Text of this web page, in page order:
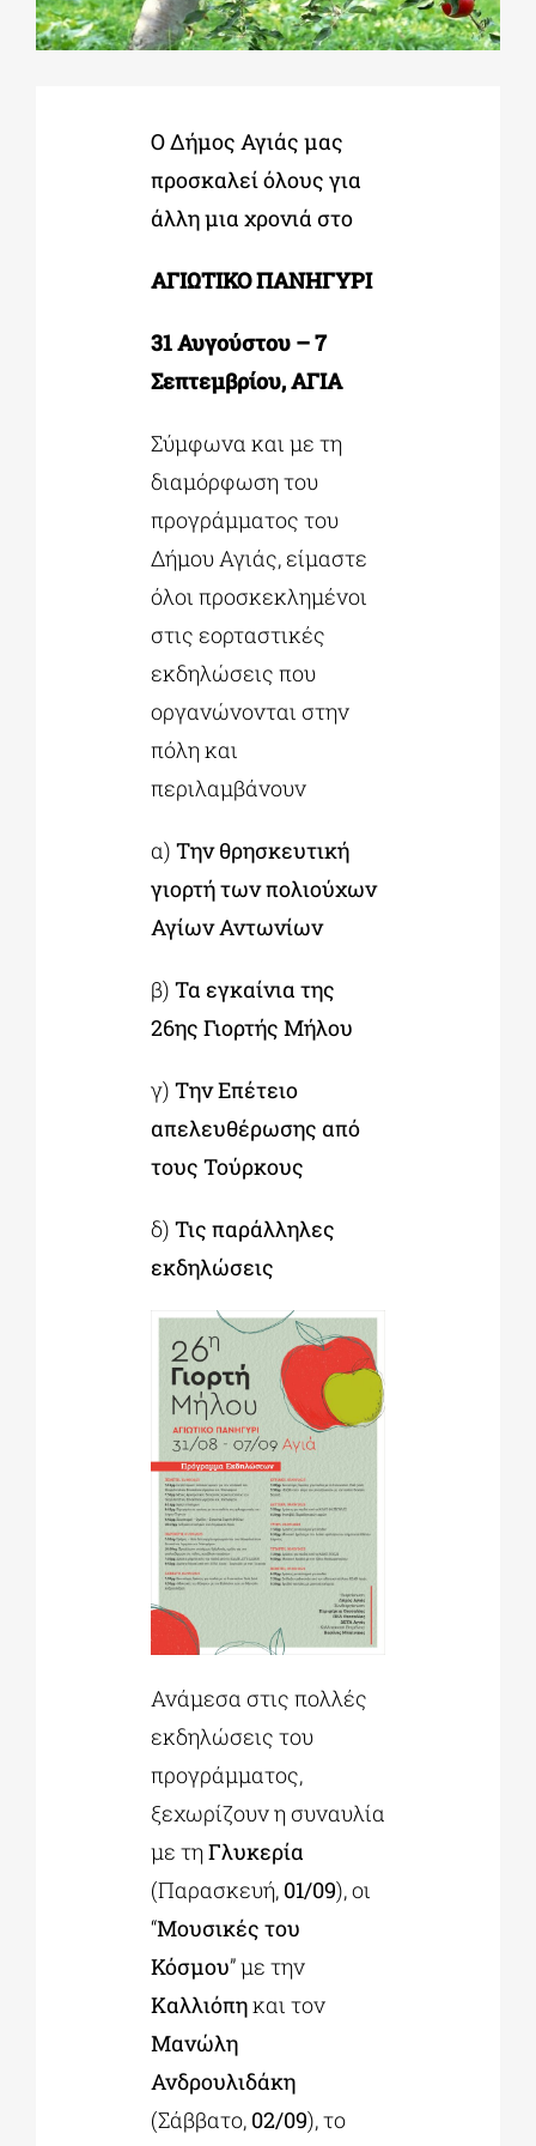
ΕΚΠΑΙΔΕΥΤΙΚΑ ΙΔΡΥΜΑΤΑ
ΠΟΛΙΤΙΣΤΙΚΟΙ ΦΟΡΕΙΣ
Ο Δήμος Αγιάς μας
προσκαλεί όλους για
άλλη μια χρονιά στο
ΑΓΙΩΤΙΚΟ ΠΑΝΗΓΥΡΙ
31 Αυγούστου – 7
Σεπτεμβρίου, ΑΓΙΑ
Σύμφωνα και με τη
διαμόρφωση του
προγράμματος του
Δήμου Αγιάς, είμαστε
όλοι προσκεκλημένοι
στις εορταστικές
εκδηλώσεις που
οργανώνονται στην
πόλη και
περιλαμβάνουν
α) Την θρησκευτική
γιορτή των πολιούχων
Αγίων Αντωνίων
β) Τα εγκαίνια της
26ης Γιορτής Μήλου
γ) Την Επέτειο
απελευθέρωσης από
τους Τούρκους
δ) Τις παράλληλες
εκδηλώσεις
Ανάμεσα στις πολλές
εκδηλώσεις του
προγράμματος,
ξεχωρίζουν η συναυλία
με τηΓλυκερία
(Παρασκευή, 01/09), οι
“Μουσικές του
Κόσμου” με την
Καλλιόπηκαι τον
Μανώλη
Ανδρουλιδάκη
(Σάββατο, 02/09), το